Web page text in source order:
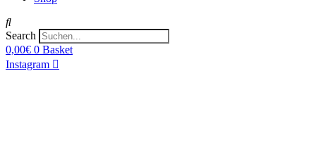
Search
0,00€ 0 Basket
Instagram